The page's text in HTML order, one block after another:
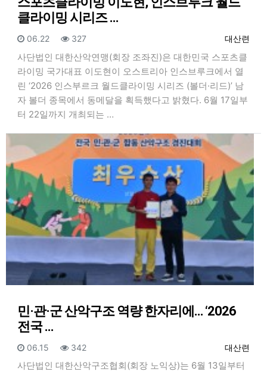
클라이밍 시리즈 …
등록자
대산련
등록일
06.22 조회
327
사단법인 대한산악연맹(회장 조좌진)은 대한민국 스포츠클
라이밍 국가대표 이도현이 오스트리아 인스브루크에서 열
린 ‘2026 인스부르크 월드클라이밍 시리즈 (볼더·리드)’ 남
자 볼더 종목에서 동메달을 획득했다고 밝혔다. 6월 17일부
터 22일까지 개최되는 …
민·관·군 산악구조 역량 한자리에… ‘2026
전국 …
등록자
대산련
등록일
06.15 조회
342
사단법인 대한산악구조협회(회장 노익상)는 6월 13일부터